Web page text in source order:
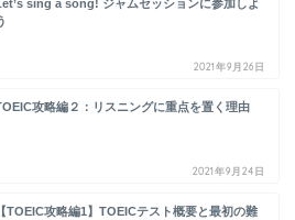
sing a song! ジャムセッションに参加しよ
2021年9月26日
攻略編２：リスニングに重点を置く理由
2021年9月24日
【TOEIC攻略編1】TOEICテスト概要と最初の難